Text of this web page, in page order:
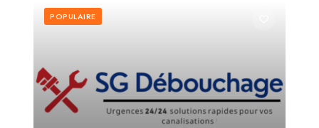
POPULAIRE